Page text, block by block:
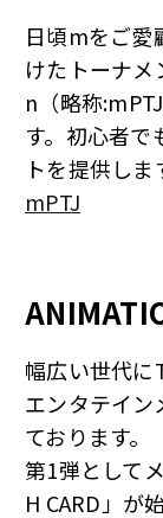
日頃mをご愛
けたトーナ
n（略称
す。初心者で
トを提供しま
mPTJ
幅広い世代
エンタテイン
ております。
第1弾として
H CARD」が